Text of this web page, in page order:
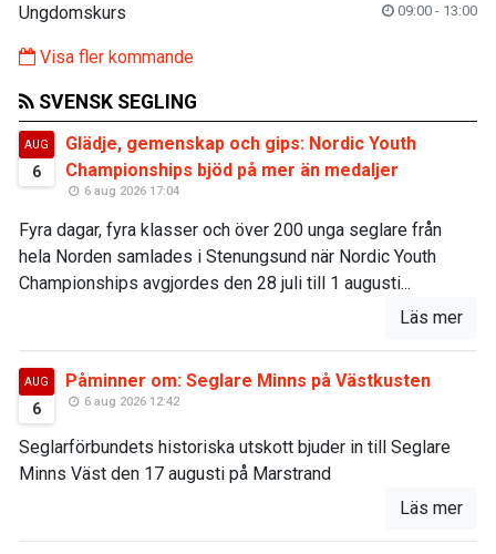
09:00 - 13:00
Ungdomskurs
Visa fler kommande
SVENSK SEGLING
AUG
6
Glädje, gemenskap och gips: Nordic Youth
Championships bjöd på mer än medaljer
6 aug 2026 17:04
Fyra dagar, fyra klasser och över 200 unga seglare från
hela Norden samlades i Stenungsund när Nordic Youth
Championships avgjordes den 28 juli till 1 augusti...
Läs mer
AUG
6
Påminner om: Seglare Minns på Västkusten
6 aug 2026 12:42
Seglarförbundets historiska utskott bjuder in till Seglare
Minns Väst den 17 augusti på Marstrand
Läs mer